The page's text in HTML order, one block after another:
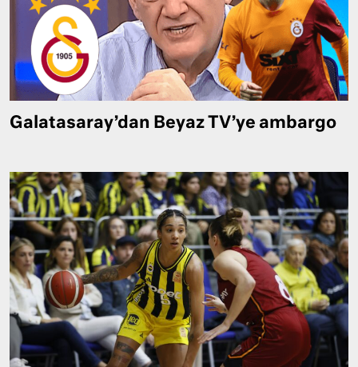
Galatasaray’dan Beyaz TV’ye ambargo